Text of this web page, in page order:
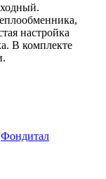
настройка
В комплекте
Фондитал